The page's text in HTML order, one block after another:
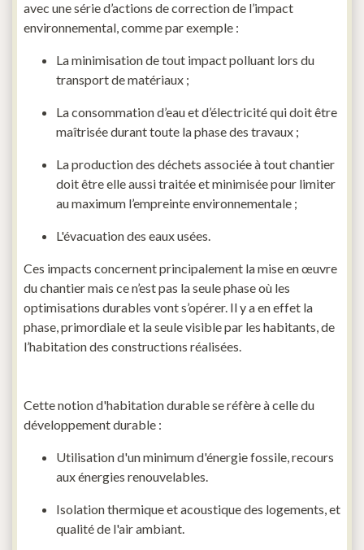
avec une série d’actions de correction de l’impact
environnemental, comme par exemple :
La minimisation de tout impact polluant lors du
transport de matériaux ;
La consommation d’eau et d’électricité qui doit être
maîtrisée durant toute la phase des travaux ;
La production des déchets associée à tout chantier
doit être elle aussi traitée et minimisée pour limiter
au maximum l’empreinte environnementale ;
L'évacuation des eaux usées.
Ces impacts concernent principalement la mise en œuvre
du chantier mais ce n’est pas la seule phase où les
optimisations durables vont s’opérer. Il y a en effet la
phase, primordiale et la seule visible par les habitants, de
l’habitation des constructions réalisées.
Cette notion d'habitation durable se réfère à celle du
développement durable :
Utilisation d'un minimum d'énergie fossile, recours
aux énergies renouvelables.
Isolation thermique et acoustique des logements, et
qualité de l'air ambiant.